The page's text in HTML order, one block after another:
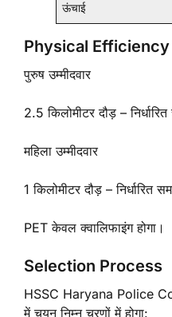
ऊंचाई
Physical Efficiency
पुरुष उम्मीदवार
2.5 किलोमीटर दौड़ –
महिला उम्मीदवार
1 किलोमीटर दौड़ – निर्धारित
PET केवल क्वालिफाइंग होगा।
Selection Process
HSSC Haryana Police
में चयन निम्न चरणों में होगा: